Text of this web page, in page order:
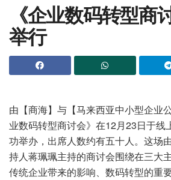
《企业数码转型商
举行
由【商海】与【马来西亚中小型企业
业数码转型商讨会》在12月23日于线
功举办，出席人数约有五十人。这场
持人蒋珮珮主持的商讨会围绕在三大
传统企业带来的影响、数码转型的重